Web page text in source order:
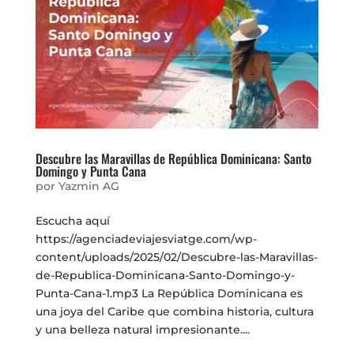
Descubre las Maravillas de República Dominicana: Santo
Domingo y Punta Cana
por Yazmin AG
Escucha aquí
https://agenciadeviajesviatge.com/wp-
content/uploads/2025/02/Descubre-las-Maravillas-
de-Republica-Dominicana-Santo-Domingo-y-
Punta-Cana-1.mp3 La República Dominicana es
una joya del Caribe que combina historia, cultura
y una belleza natural impresionante....